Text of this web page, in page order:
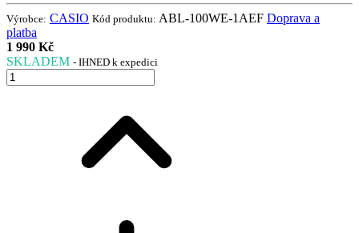
Výrobce: CASIO Kód produktu: ABL-100WE-1AEF Doprava a
platba
1 990 Kč
SKLADEM - IHNED k expedici